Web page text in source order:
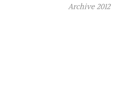
Archive2012